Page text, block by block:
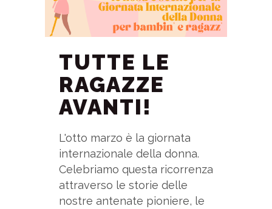
TUTTE LE
RAGAZZE
AVANTI!
L'otto marzo è la giornata
internazionale della donna.
Celebriamo questa ricorrenza
attraverso le storie delle
nostre antenate pioniere, le